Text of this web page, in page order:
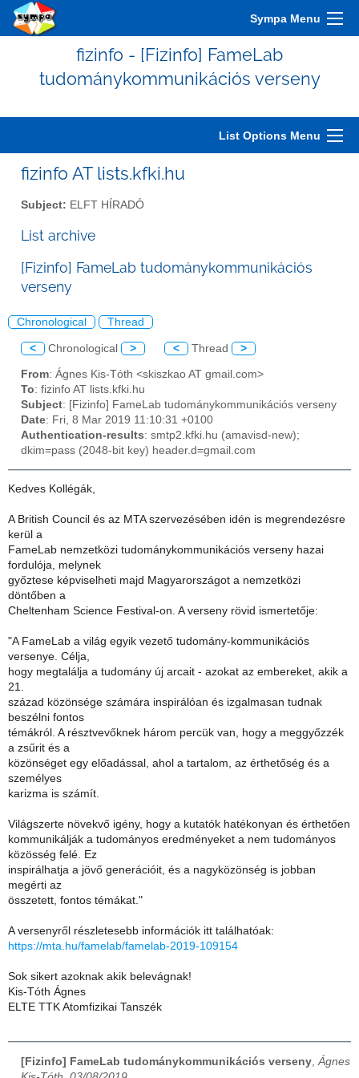
Sympa Menu
fizinfo - [Fizinfo] FameLab
tudománykommunikációs verseny
List Options Menu
fizinfo AT lists.kfki.hu
Subject: ELFT HÍRADÓ
List archive
[Fizinfo] FameLab tudománykommunikációs
verseny
Chronological Thread
< Chronological > < Thread >
From: Ágnes Kis-Tóth <skiszkao AT gmail.com>
To: fizinfo AT lists.kfki.hu
Subject: [Fizinfo] FameLab tudománykommunikációs verseny
Date: Fri, 8 Mar 2019 11:10:31 +0100
Authentication-results: smtp2.kfki.hu (amavisd-new);
dkim=pass (2048-bit key) header.d=gmail.com
Kedves Kollégák,
A British Council és az MTA szervezésében idén is megrendezésre
kerül a
FameLab nemzetközi tudománykommunikációs verseny hazai
fordulója, melynek
győztese képviselheti majd Magyarországot a nemzetközi
döntőben a
Cheltenham Science Festival-on. A verseny rövid ismertetője:
"A FameLab a világ egyik vezető tudomány-kommunikációs
versenye. Célja,
hogy megtalálja a tudomány új arcait - azokat az embereket, akik a
21.
század közönsége számára inspirálóan és izgalmasan tudnak
beszélni fontos
témákról. A résztvevőknek három percük van, hogy a meggyőzzék
a zsűrit és a
közönséget egy előadással, ahol a tartalom, az érthetőség és a
személyes
karizma is számít.
Világszerte növekvő igény, hogy a kutatók hatékonyan és érthetően
kommunikálják a tudományos eredményeket a nem tudományos
közösség felé. Ez
inspirálhatja a jövő generációit, és a nagyközönség is jobban
megérti az
összetett, fontos témákat."
A versenyről részletesebb információk itt találhatóak:
https://mta.hu/famelab/famelab-2019-109154
Sok sikert azoknak akik belevágnak!
Kis-Tóth Ágnes
ELTE TTK Atomfizikai Tanszék
[Fizinfo] FameLab tudománykommunikációs verseny Ágnes